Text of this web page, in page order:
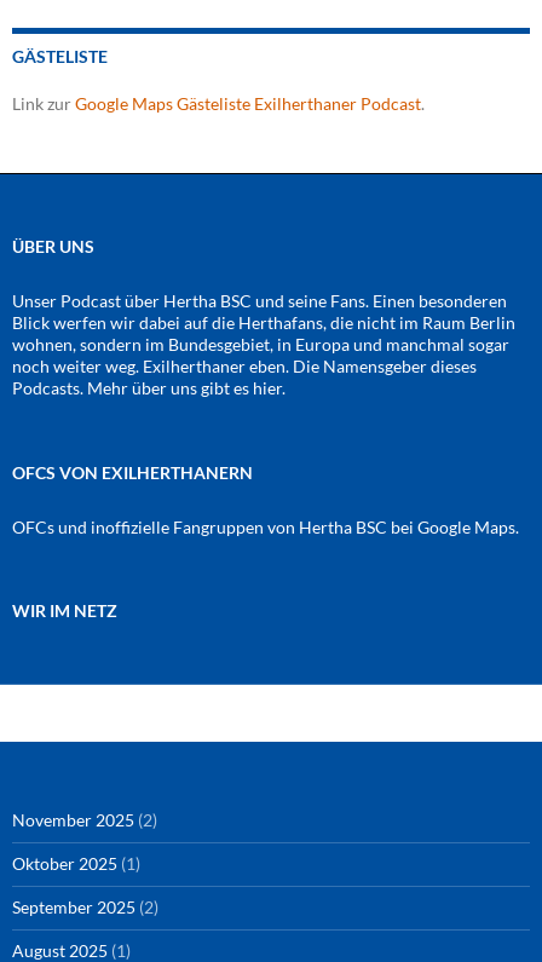
GÄSTELISTE
Link zurGoogle Maps Gästeliste Exilherthaner Podcast.
ÜBER UNS
Unser Podcast über Hertha BSC und seine Fans. Einen besonderen
Blick werfen wir dabei auf die Herthafans, die nicht im Raum Berlin
wohnen, sondern im Bundesgebiet, in Europa und manchmal sogar
noch weiter weg. Exilherthaner eben. Die Namensgeber dieses
Podcasts. Mehr über uns gibt es hier.
OFCS VON EXILHERTHANERN
OFCs und inoffizielle Fangruppen von Hertha BSC bei Google Maps.
WIR IM NETZ
November 2025 (2)
Oktober 2025 (1)
September 2025 (2)
August 2025 (1)